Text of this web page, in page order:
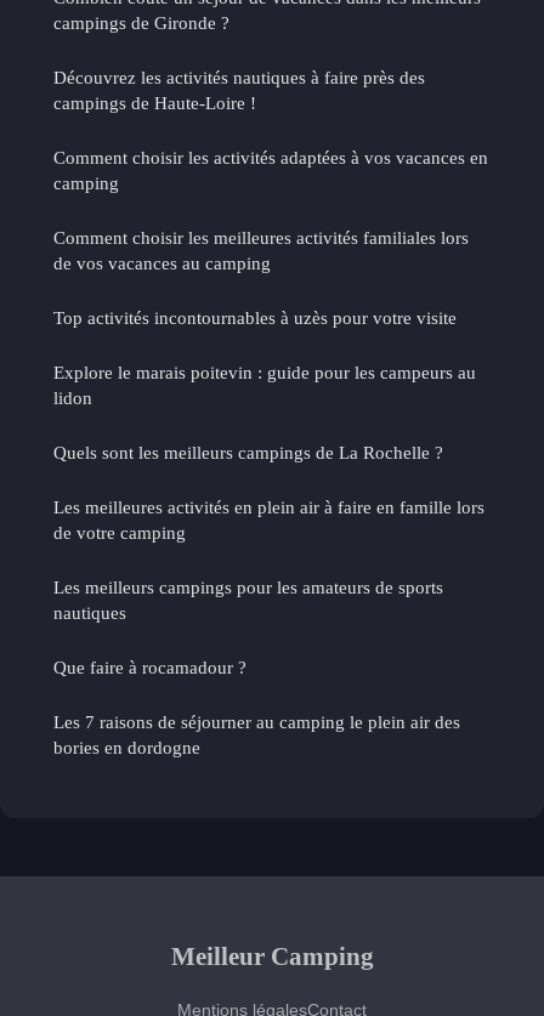
campings de Gironde ?
Découvrez les activités nautiques à faire près des
campings de Haute-Loire !
Comment choisir les activités adaptées à vos vacances en
camping
Comment choisir les meilleures activités familiales lors
de vos vacances au camping
Top activités incontournables à uzès pour votre visite
Explore le marais poitevin : guide pour les campeurs au
lidon
Quels sont les meilleurs campings de La Rochelle ?
Les meilleures activités en plein air à faire en famille lors
de votre camping
Les meilleurs campings pour les amateurs de sports
nautiques
Que faire à rocamadour ?
Les 7 raisons de séjourner au camping le plein air des
bories en dordogne
Meilleur Camping
Mentions légalesContact